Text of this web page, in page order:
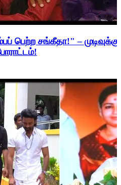
பெற்ற சங்கீதா!" –